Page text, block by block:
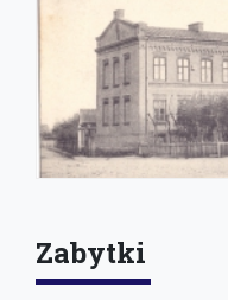
Zabytki